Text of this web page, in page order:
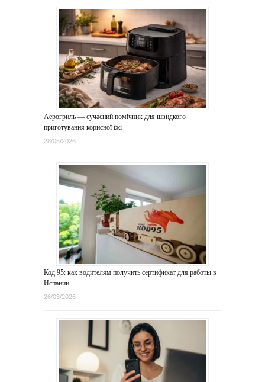
Аерогриль — сучасний помічник для швидкого
приготування корисної їжі
28/05/2026
Код 95: как водителям получить сертификат для работы в
Испании
26/03/2026